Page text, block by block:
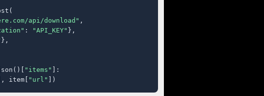
api/download" ,
: "API_KEY" },
},
"items" ]:
item[ "url" ])